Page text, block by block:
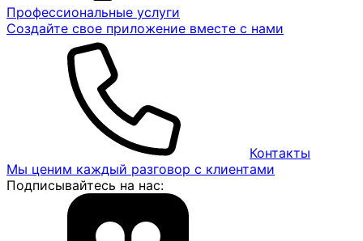
Профессиональные услуги
Создайте свое приложение вместе с нами
Контакты
Мы ценим каждый разговор с клиентами
Подписывайтесь на нас: